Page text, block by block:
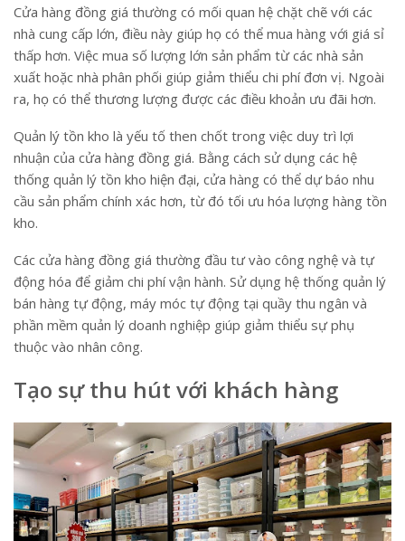
Cửa hàng đồng giá thường có mối quan hệ chặt chẽ với các
nhà cung cấp lớn, điều này giúp họ có thể mua hàng với giá sỉ
thấp hơn. Việc mua số lượng lớn sản phẩm từ các nhà sản
xuất hoặc nhà phân phối giúp giảm thiểu chi phí đơn vị. Ngoài
ra, họ có thể thương lượng được các điều khoản ưu đãi hơn.
Quản lý tồn kho là yếu tố then chốt trong việc duy trì lợi
nhuận của cửa hàng đồng giá. Bằng cách sử dụng các hệ
thống quản lý tồn kho hiện đại, cửa hàng có thể dự báo nhu
cầu sản phẩm chính xác hơn, từ đó tối ưu hóa lượng hàng tồn
kho.
Các cửa hàng đồng giá thường đầu tư vào công nghệ và tự
động hóa để giảm chi phí vận hành. Sử dụng hệ thống quản lý
bán hàng tự động, máy móc tự động tại quầy thu ngân và
phần mềm quản lý doanh nghiệp giúp giảm thiểu sự phụ
thuộc vào nhân công.
Tạo sự thu hút với khách hàng